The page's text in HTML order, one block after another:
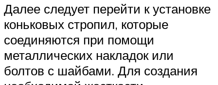
Далее следует перейти к установке
коньковых стропил, которые
соединяются при помощи
металлических накладок или
болтов с шайбами. Для создания